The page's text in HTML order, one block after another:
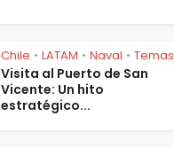
Chile • LATAM • Naval • Temas
Visita al Puerto de San
Vicente: Un hito
estratégico...